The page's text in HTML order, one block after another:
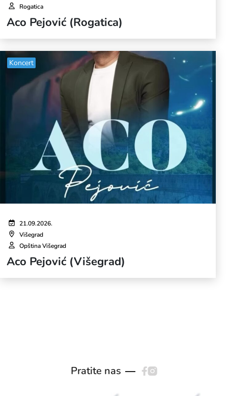
Rogatica
Aco Pejović (Rogatica)
Koncert
21.09.2026.
Višegrad
Opština Višegrad
Aco Pejović (Višegrad)
Pratite nas